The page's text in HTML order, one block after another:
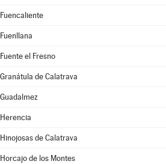
Fuencaliente
Fuenllana
Fuente el Fresno
Granátula de Calatrava
Guadalmez
Herencia
Hinojosas de Calatrava
Horcajo de los Montes